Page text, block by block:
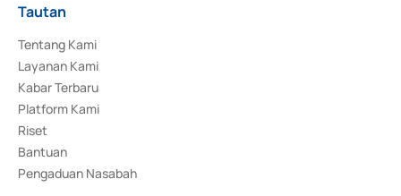
Tautan
Tentang Kami
Layanan Kami
Kabar Terbaru
Platform Kami
Riset
Bantuan
Pengaduan Nasabah